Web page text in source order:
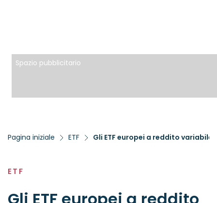
Spazio pubblicitario
Pagina iniziale ETF Gli ETF europei a reddito
ETF